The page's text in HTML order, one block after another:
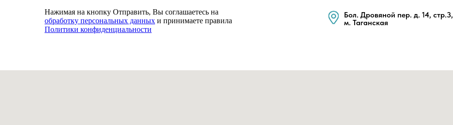
Бол. Дровяной пер. д. 14, стр.3,
м. Таганская
Нажимая на кнопку Отправить, Вы соглашаетесь на
обработку персональных данных и принимаете правила
Политики конфиденциальности